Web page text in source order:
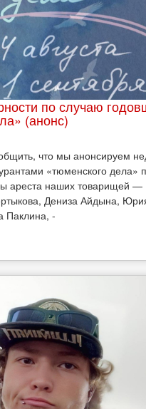
по случаю
(анонс)
что мы анонсируем
«тюменского дела»
ареста наших товарищей —
Дениза Айдына,
Паклина, -